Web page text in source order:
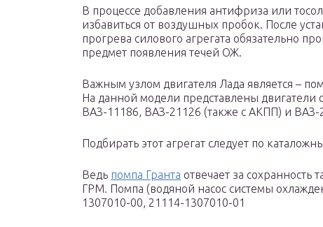
В процессе добавления антифриза или
избавиться от воздушных пробок. После
прогрева силового агрегата обязательно
предмет появления течей ОЖ.
Важным узлом двигателя Лада является –
На данной модели представлены
ВАЗ-11186, ВАЗ-21126 (также с АКПП) и ВАЗ-
Подбирать этот агрегат следует по
Ведь помпа Гранта отвечает за сохранность
ГРМ. Помпа (водяной насос системы
1307010-00, 21114-1307010-01